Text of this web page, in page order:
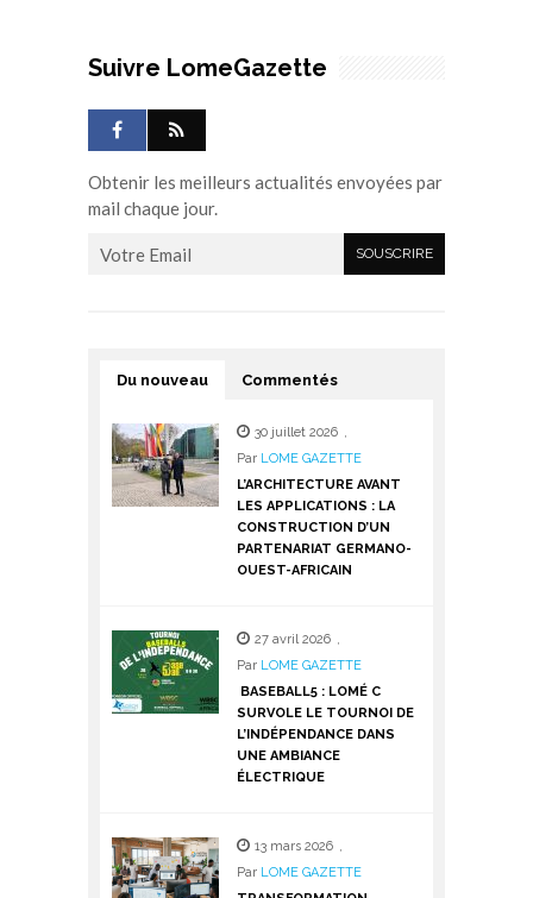
Suivre LomeGazette
Obtenir les meilleurs actualités envoyées par
mail chaque jour.
Du nouveau Commentés
30 juillet 2026 ,
Par LOME GAZETTE
L’ARCHITECTURE AVANT
LES APPLICATIONS : LA
CONSTRUCTION D’UN
PARTENARIAT GERMANO-
OUEST-AFRICAIN
27 avril 2026 ,
Par LOME GAZETTE
BASEBALL5 : LOMÉ C
SURVOLE LE TOURNOI DE
L’INDÉPENDANCE DANS
UNE AMBIANCE
ÉLECTRIQUE
13 mars 2026 ,
Par LOME GAZETTE